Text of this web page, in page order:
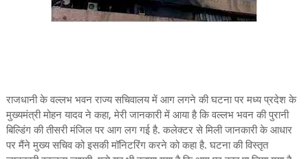
राजधानी के वल्लभ भवन राज्य सचिवालय में आग लगने की घटना पर मध्य प्रदेश के
मुख्यमंत्री मोहन यादव ने कहा, मेरी जानकारी में आया है कि वल्लभ भवन की पुरानी
बिल्डिंग की तीसरी मंजिल पर आग लग गई है. कलेक्टर से मिली जानकारी के आधार
पर मैंने मुख्य सचिव को इसकी मॉनिटरिंग करने को कहा है. घटना की विस्तृत